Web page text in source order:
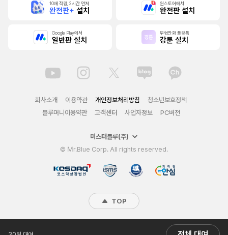
10배 적립, 2시간 먼저
완전판+ 설치
원스토어에서
완전판 설치
Google Play에서
일반판 설치
무협만화 플랫폼
강툰 설치
회사소개 이용약관 개인정보처리방침
청소년보호정책
블루머니이용약관
고객센터 사업자정보 PC버전
미스터블루(주)
© Mr.Blue Corp. All rights reserved.
TOP